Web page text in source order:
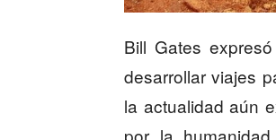
Bill Gates
desarrollar viajes
la actualidad aún
por la